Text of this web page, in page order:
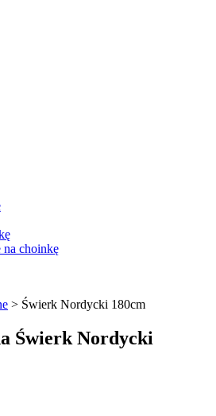
na choinkę
> Świerk Nordycki 180cm
Świerk Nordycki